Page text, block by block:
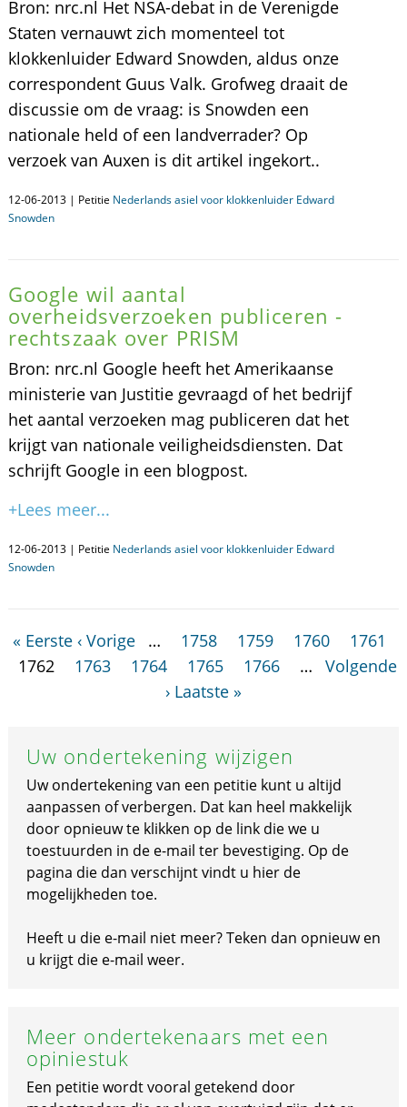
Bron: nrc.nl Het NSA-debat in de Verenigde
Staten vernauwt zich momenteel tot
klokkenluider Edward Snowden, aldus onze
correspondent Guus Valk. Grofweg draait de
discussie om de vraag: is Snowden een
nationale held of een landverrader? Op
verzoek van Auxen is dit artikel ingekort..
12-06-2013 | Petitie Nederlands asiel voor klokkenluider Edward
Snowden
Google wil aantal
overheidsverzoeken publiceren -
rechtszaak over PRISM
Bron: nrc.nl Google heeft het Amerikaanse
ministerie van Justitie gevraagd of het bedrijf
het aantal verzoeken mag publiceren dat het
krijgt van nationale veiligheidsdiensten. Dat
schrijft Google in een blogpost.
+Lees meer...
12-06-2013 | Petitie Nederlands asiel voor klokkenluider Edward
Snowden
« Eerste ‹ Vorige … 1758 1759 1760
1761
1762
1763 1764 1765 1766 …
Volgende
› Laatste »
Uw ondertekening wijzigen
Uw ondertekening van een petitie kunt u altijd
aanpassen of verbergen. Dat kan heel makkelijk
door opnieuw te klikken op de link die we u
toestuurden in de e-mail ter bevestiging. Op de
pagina die dan verschijnt vindt u hier de
mogelijkheden toe.
Heeft u die e-mail niet meer? Teken dan opnieuw en
u krijgt die e-mail weer.
Meer ondertekenaars met een
opiniestuk
Een petitie wordt vooral getekend door